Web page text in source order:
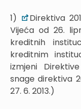
1)
Direktiva
Vijeća od 26.
kreditnih
kreditnim
izmjeni
snage direktiva
27. 6. 2013.)